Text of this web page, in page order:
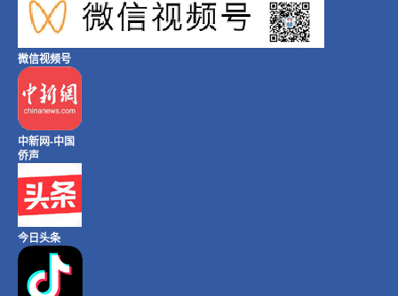
微信视频号
中新网-中国
侨声
今日头条